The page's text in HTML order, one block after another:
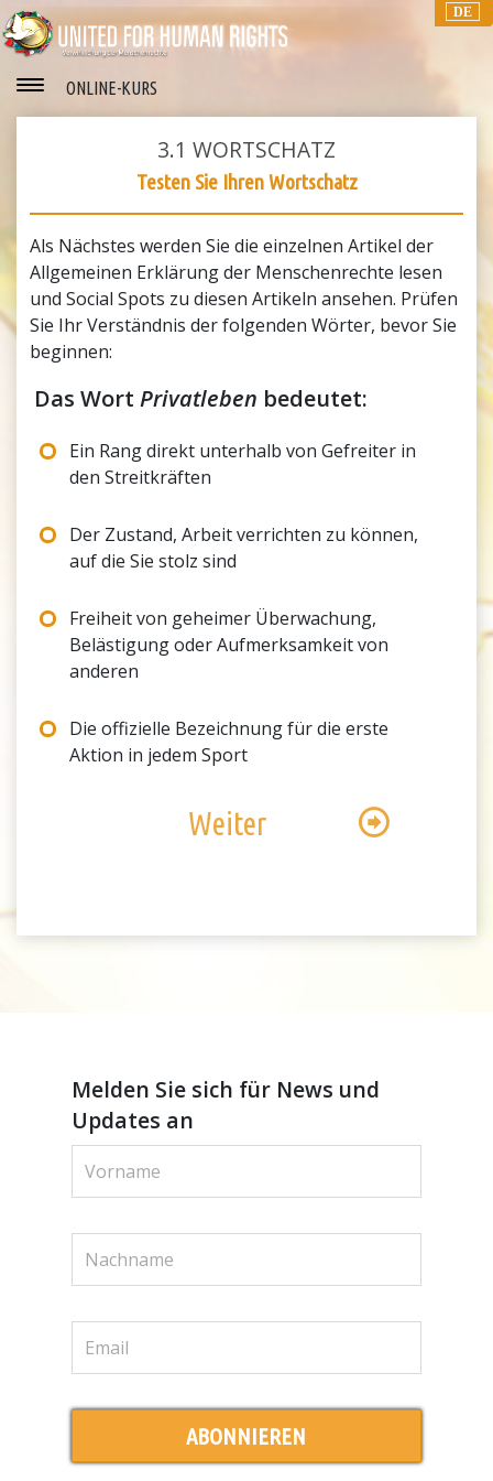
DE
ONLINE-KURS
3.1 WORTSCHATZ
Testen Sie Ihren Wortschatz
Als Nächstes werden Sie die einzelnen Artikel der
Allgemeinen Erklärung der Menschenrechte lesen
und Social Spots zu diesen Artikeln ansehen. Prüfen
Sie Ihr Verständnis der folgenden Wörter, bevor Sie
beginnen:
Das WortPrivatleben bedeutet:
Ein Rang direkt unterhalb von Gefreiter in
den Streitkräften
Der Zustand, Arbeit verrichten zu können,
auf die Sie stolz sind
Freiheit von geheimer Überwachung,
Belästigung oder Aufmerksamkeit von
anderen
Die offizielle Bezeichnung für die erste
Aktion in jedem Sport
Weiter
Melden Sie sich für News und
Updates an
ABONNIEREN